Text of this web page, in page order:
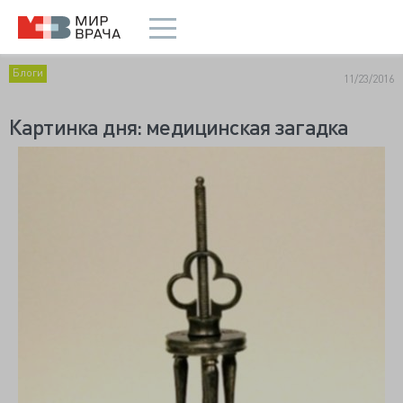
Блоги 11/23/2016
Картинка дня: медицинская загадка